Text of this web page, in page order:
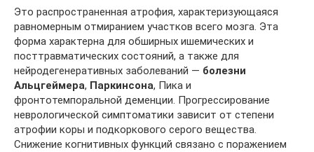
Это распространенная атрофия, характеризующаяся
равномерным отмиранием участков всего мозга. Эта
форма характерна для обширных ишемических и
посттравматических состояний, а также для
нейродегенеративных заболеваний — болезни
Альцгеймера, Паркинсона, Пика и
фронтотемпоральной деменции. Прогрессирование
неврологической симптоматики зависит от степени
атрофии коры и подкоркового серого вещества.
Снижение когнитивных функций связано с поражением